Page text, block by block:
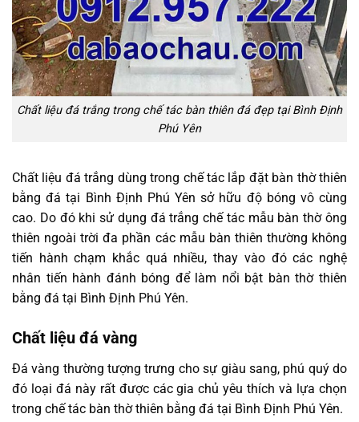
Chất liệu đá trắng trong chế tác bàn thiên đá đẹp tại Bình Định
Phú Yên
Chất liệu đá trắng dùng trong chế tác lắp đặt bàn thờ thiên
bằng đá tại Bình Định Phú Yên sở hữu độ bóng vô cùng
cao. Do đó khi sử dụng đá trắng chế tác mẫu bàn thờ ông
thiên ngoài trời đa phần các mẫu bàn thiên thường không
tiến hành chạm khắc quá nhiều, thay vào đó các nghệ
nhân tiến hành đánh bóng để làm nổi bật bàn thờ thiên
bằng đá tại Bình Định Phú Yên.
Chất liệu đá vàng
Đá vàng thường tượng trưng cho sự giàu sang, phú quý do
đó loại đá này rất được các gia chủ yêu thích và lựa chọn
trong chế tác bàn thờ thiên bằng đá tại Bình Định Phú Yên.